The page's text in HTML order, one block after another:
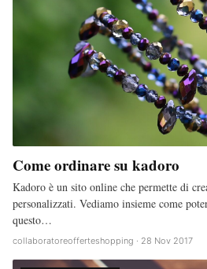
Come ordinare su kadoro
Kadoro è un sito online che permette di
personalizzati. Vediamo insieme come
questo…
collaboratoreofferteshopping · 28 Nov 2017